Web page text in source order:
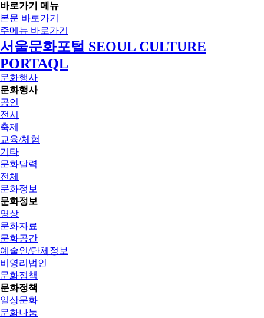
바로가기 메뉴
본문 바로가기
주메뉴 바로가기
서울문화포털 SEOUL CULTURE
PORTAQL
문화행사
문화행사
공연
전시
축제
교육/체험
기타
문화달력
전체
문화정보
문화정보
영상
문화자료
문화공간
예술인/단체정보
비영리법인
문화정책
문화정책
일상문화
문화나눔